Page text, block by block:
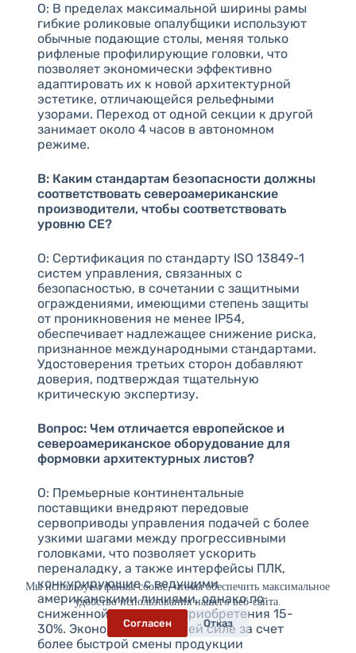
Мы используем файлы cookie, чтобы обеспечить максимальное
удобство использования нашего веб-сайта.
Согласен
Отказ
О: В пределах максимальной ширины рамы
гибкие роликовые опалубщики используют
обычные подающие столы, меняя только
рифленые профилирующие головки, что
позволяет экономически эффективно
адаптировать их к новой архитектурной
эстетике, отличающейся рельефными
узорами. Переход от одной секции к другой
занимает около 4 часов в автономном
режиме.
В: Каким стандартам безопасности должны
соответствовать североамериканские
производители, чтобы соответствовать
уровню CE?
О: Сертификация по стандарту ISO 13849-1
систем управления, связанных с
безопасностью, в сочетании с защитными
ограждениями, имеющими степень защиты
от проникновения не менее IP54,
обеспечивает надлежащее снижение риска,
признанное международными стандартами.
Удостоверения третьих сторон добавляют
доверия, подтверждая тщательную
критическую экспертизу.
Вопрос: Чем отличается европейское и
североамериканское оборудование для
формовки архитектурных листов?
О: Премьерные континентальные
поставщики внедряют передовые
сервоприводы управления подачей с более
узкими шагами между прогрессивными
головками, что позволяет ускорить
переналадку, а также интерфейсы ПЛК,
конкурирующие с ведущими
американскими линиями, однако по
сниженной стоимости приобретения 15-
30%. Экономия на рабочей силе за счет
более быстрой смены продукции